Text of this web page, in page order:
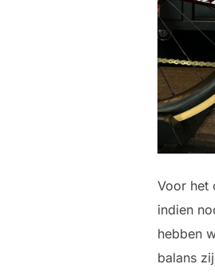
Voor het
indien
hebben
balans